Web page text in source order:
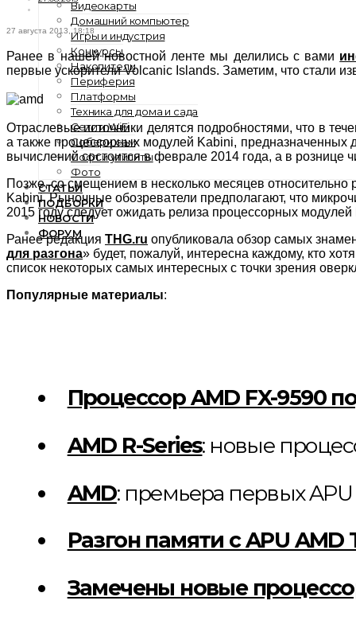
Видеокарты
Домашний компьютер
Игры и индустрия
Конкурсы
Накопители
Периферия
Платформы
Техника для дома и сада
Сети и WiFi
Собери сам
Софт и утилиты
Фото
СТАТЬИ
ПОДБОРКИ
НОВОСТИ
ФОРУМ
27 августа 2013, 18:18
Ранее в нашей новостной ленте мы делились с вами
первые ускорители Volcanic Islands. Заметим, что стали
Отраслевые источники делятся подробностями, что в
а также процессорных модулей Kabini, предназначенных
вычислений состоится в феврале 2014 года, а в рознице
Позже, со смещением в несколько месяцев
Kabini. Рыночные обозреватели предполагают, что
2015 году следует ожидать релиза процессорных
Ранее редакция THG.ru опубликовала обзор самых
для разгона» будет, пожалуй, интересна каждому, кто
список некоторых самых интересных с точки зрения
Популярные материалы:
Процессор AMD FX-9590
AMD R-Series: новые
AMD: премьера первых
Разгон памяти с APU AMD
Замечены новые